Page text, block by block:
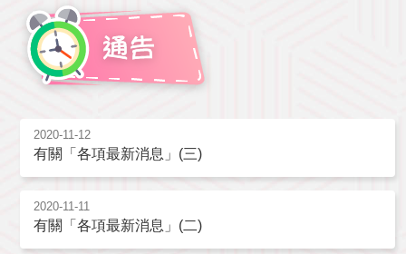
2020-11-12
有關「各項最新消息」(三)
2020-11-11
有關「各項最新消息」(二)